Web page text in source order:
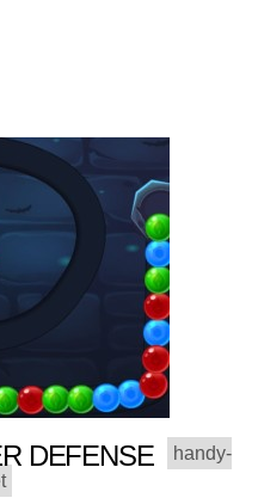
DEFENSE
handy-